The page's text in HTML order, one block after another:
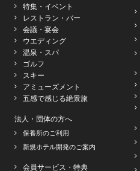
特集・イベント
レストラン・バー
会議・宴会
ウエディング
温泉・スパ
ゴルフ
スキー
アミューズメント
五感で感じる絶景旅
法人・団体の方へ
保養所のご利用
新規ホテル開発のご案内
会員サービス・特典